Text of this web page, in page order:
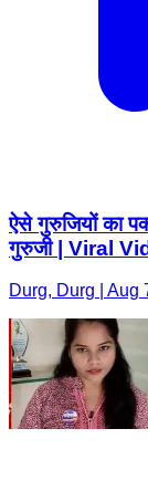
ऐसे गुरुजियों का
गुरुजी | Viral
Durg, Durg | Aug